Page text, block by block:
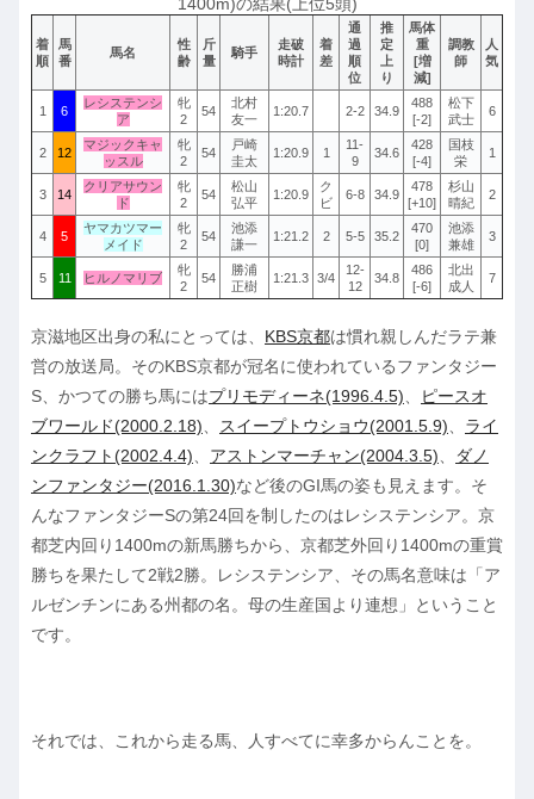
着
順
馬
番
馬名
性
齢
斤
量
騎手
走破
時計
着
差
通
過
順
位
推
定
上
り
馬体
重
[増
減]
調教
師
人
気
1 6
レシステンシ
ア
牝
2
54
北村
友一
1:20.7 2-2 34.9
488
[-2]
松下
武士
6
2 12
マジックキャ
ッスル
牝
2
54
戸崎
圭太
1:20.9 1
11-
9
34.6
428
[-4]
国枝
栄
1
3 14
クリアサウン
ド
牝
2
54
松山
弘平
1:20.9
ク
ビ
6-8 34.9
478
[+10]
杉山
晴紀
2
4 5
ヤマカツマー
メイド
牝
2
54
池添
謙一
1:21.2 2 5-5 35.2
470
[0]
池添
兼雄
3
5 11 ヒルノマリブ
牝
2
54
勝浦
正樹
1:21.3 3/4
12-
12
34.8
486
[-6]
北出
成人
7
京滋地区出身の私にとっては、 KBS京都は慣れ親しんだラテ兼
営の放送局。そのKBS京都が冠名に使われているファンタジー
S、かつての勝ち馬にはプリモディーネ(1996.4.5)、
ピースオ
ブワールド(2000.2.18)、 スイープトウショウ(2001.5.9)、 ライ
ンクラフト(2002.4.4)、 アストンマーチャン(2004.3.5)、
ダノ
ンファンタジー(2016.1.30)など後のGI馬の姿も見えます。そ
んなファンタジーSの第24回を制したのはレシステンシア。京
都芝内回り1400mの新馬勝ちから、京都芝外回り1400mの重賞
勝ちを果たして2戦2勝。レシステンシア、その馬名意味は「ア
ルゼンチンにある州都の名。母の生産国より連想」ということ
です。
それでは、これから走る馬、人すべてに幸多からんことを。